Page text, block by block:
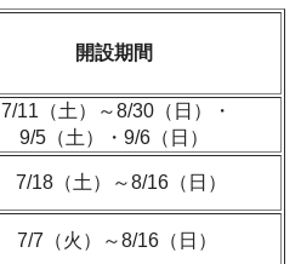
開設期間
7/11（土）～8/30（日）・
9/5（土）・9/6（日）
7/18（土）～8/16（日）
7/7（火）～8/16（日）